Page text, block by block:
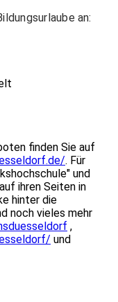
an:
finden Sie auf
. Für
und
ihren Seiten in
hinter die
noch vieles mehr
,
und